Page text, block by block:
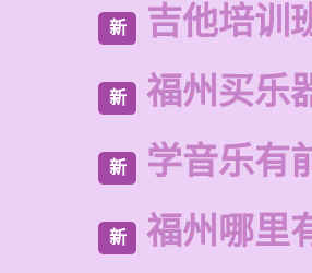
新 吉他培训
新 福州买乐
新 学音乐有
新 福州哪里